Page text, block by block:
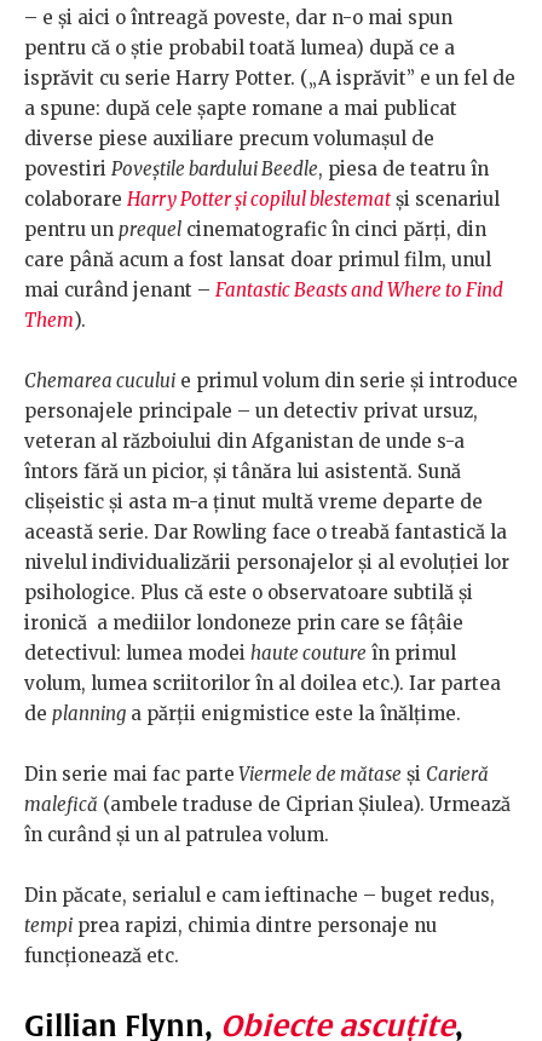
– e și aici o întreagă poveste, dar n-o mai spun
pentru că o știe probabil toată lumea) după ce a
isprăvit cu serie Harry Potter. („A isprăvit” e un fel de
a spune: după cele șapte romane a mai publicat
diverse piese auxiliare precum volumașul de
povestiri Poveștile bardului Beedle, piesa de teatru în
colaborare Harry Potter și copilul blestematși scenariul
pentru un prequel cinematografic în cinci părți, din
care până acum a fost lansat doar primul film, unul
mai curând jenant – Fantastic Beasts and Where to Find
Them).
Chemarea cucului e primul volum din serie și introduce
personajele principale – un detectiv privat ursuz,
veteran al războiului din Afganistan de unde s-a
întors fără un picior, și tânăra lui asistentă. Sună
clișeistic și asta m-a ținut multă vreme departe de
această serie. Dar Rowling face o treabă fantastică la
nivelul individualizării personajelor și al evoluției lor
psihologice. Plus că este o observatoare subtilă și
ironică a mediilor londoneze prin care se fâțâie
detectivul: lumea modei haute couture în primul
volum, lumea scriitorilor în al doilea etc.). Iar partea
de planning a părții enigmistice este la înălțime.
Din serie mai fac parte Viermele de mătase și Carieră
malefică (ambele traduse de Ciprian Șiulea). Urmează
în curând și un al patrulea volum.
Din păcate, serialul e cam ieftinache – buget redus,
tempi prea rapizi, chimia dintre personaje nu
funcționează etc.
Gillian Flynn, Obiecte ascuțite,